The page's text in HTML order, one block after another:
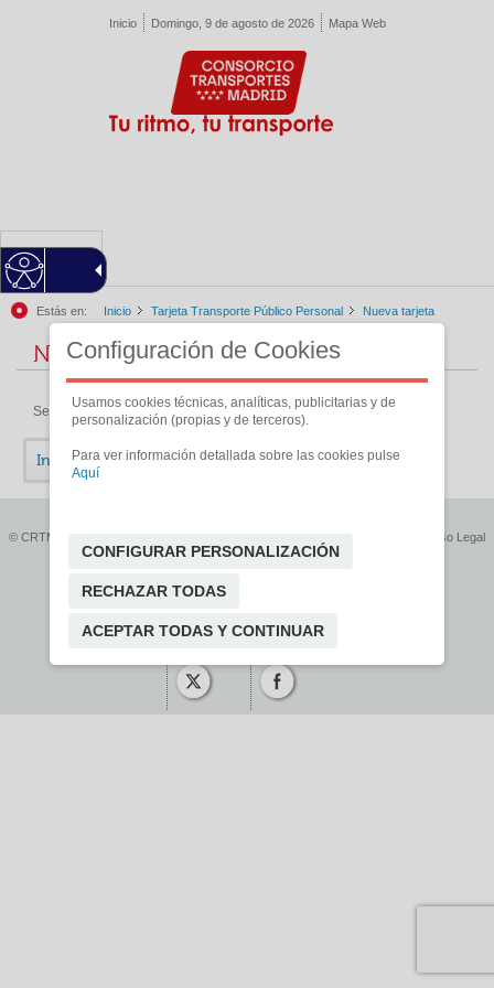
Inicio Domingo, 9 de agosto de 2026 Mapa Web
MENU
Estás en: Inicio Tarjeta Transporte Público Personal Nueva tarjeta
Nueva tarjeta
Selecciona una de las siguientes opciones:
Individual Colectivos
© CRTM Aviso Legal
Configuración de Cookies
Usamos cookies técnicas, analíticas, publicitarias y de
personalización (propias y de terceros).
Para ver información detallada sobre las cookies pulse
Aquí
CONFIGURAR PERSONALIZACIÓN
RECHAZAR TODAS
ACEPTAR TODAS Y CONTINUAR